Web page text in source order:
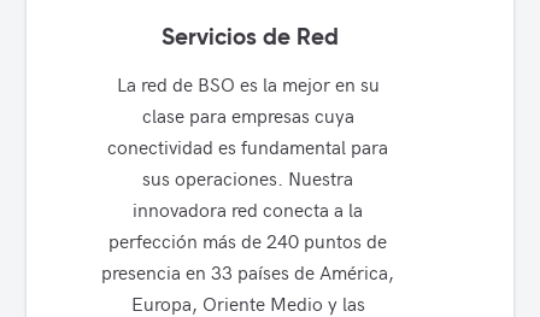
Servicios de Red
La red de BSO es la mejor en su
clase para empresas cuya
conectividad es fundamental para
sus operaciones. Nuestra
innovadora red conecta a la
perfección más de 240 puntos de
presencia en 33 países de América,
Europa, Oriente Medio y las